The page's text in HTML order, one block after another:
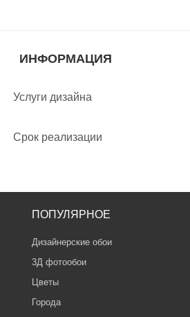
ИНФОРМАЦИЯ
Услуги дизайна
Срок реализации
ПОПУЛЯРНОЕ
Дизайнерские обои
3Д фотообои
Цветы
Города